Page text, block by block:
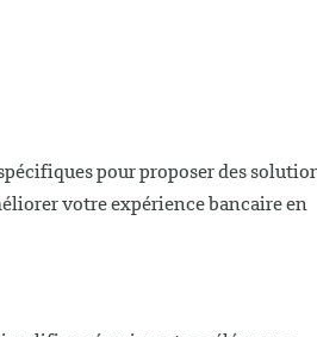
pour proposer des
votre expérience bancaire en